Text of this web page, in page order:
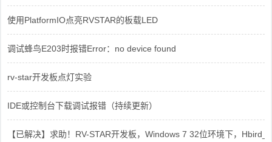
使用PlatformIO点亮RVSTAR的板载LED
调试蜂鸟E203时报错Error：no device found
rv-star开发板点灯实验
IDE或控制台下载调试报错（持续更新）
【已解决】求助！RV-STAR开发板，Windows 7 32位环境下，